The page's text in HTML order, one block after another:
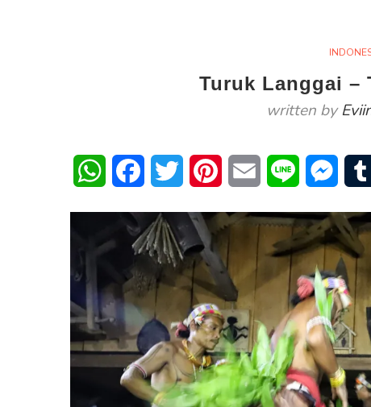
Turuk Langgai –
written by
WhatsAppFacebookTwitter PinterestEmail Line